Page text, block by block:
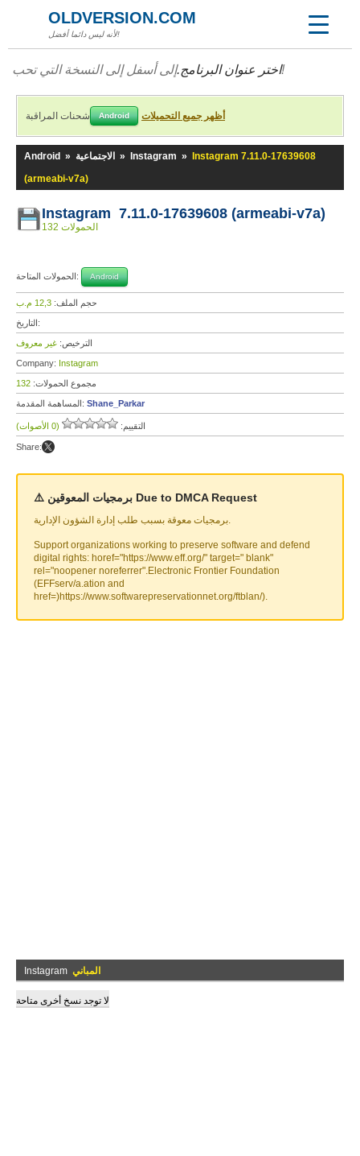
OLDVERSION.COM
لأنه ليس دائما أفضل!
اختر عنوان البرنامج.إلى أسفل إلى النسخة التي تحب!
شحنات المراقبة Android أظهر جميع التحميلات
Android » الاجتماعية » Instagram »
Instagram 7.11.0-17639608
(armeabi-v7a)
Instagram 7.11.0-17639608 (armeabi-v7a)
132 الحمولات
الحمولات المتاحة: Android
حجم الملف: 12,3 م.ب
التاريخ:
الترخيص: غير معروف
Company: Instagram
مجموع الحمولات: 132
المساهمة المقدمة: Shane_Parkar
التقييم: (0 الأصوات)
Share:
⚠️ برمجيات المعوقين Due to DMCA Request
برمجيات معوقة بسبب طلب إدارة الشؤون الإدارية.
Support organizations working to preserve software and defend
digital rights: horef="https://www.eff.org/" target=" blank"
rel="noopener noreferrer".Electronic Frontier Foundation
(EFFserv/a.ation and
href=)https://www.softwarepreservationnet.org/ftblan/).
Instagram المباني
لا توجد نسخ أخرى متاحة